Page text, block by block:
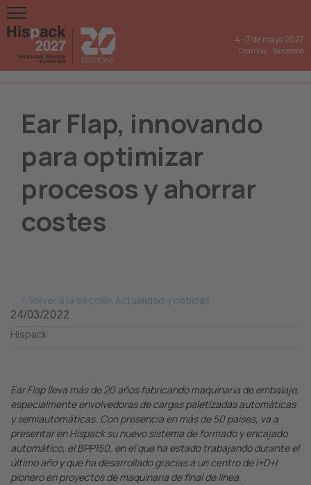
4 -7 de mayo 2027
Gran Via - Barcelona
Ear Flap, innovando
para optimizar
procesos y ahorrar
costes
Volver a la sección Actualidad y noticias
24/03/2022
Hispack
Ear Flap lleva más de 20 años fabricando maquinaria de embalaje,
especialmente envolvedoras de cargas paletizadas automáticas
y semiautomáticas. Con presencia en más de 50 países, va a
presentar en Hispack su nuevo sistema de formado y encajado
automático, el BPP150, en el que ha estado trabajando durante el
último año y que ha desarrollado gracias a un centro de I+D+I
pionero en proyectos de maquinaria de final de línea.